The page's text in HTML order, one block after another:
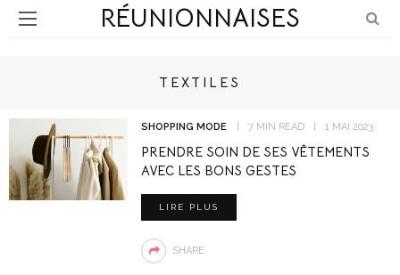
RÉUNIONNAISES
TEXTILES
SHOPPING MODE 7 MIN READ 1 MAI 2023
PRENDRE SOIN DE SES VÊTEMENTS
AVEC LES BONS GESTES
LIRE PLUS
SHARE